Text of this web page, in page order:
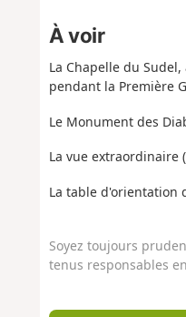
À voir
La Chapelle du
pendant la Première
Le Monument des
La vue extraordinaire
La table d'orientation
Soyez toujours
tenus responsables